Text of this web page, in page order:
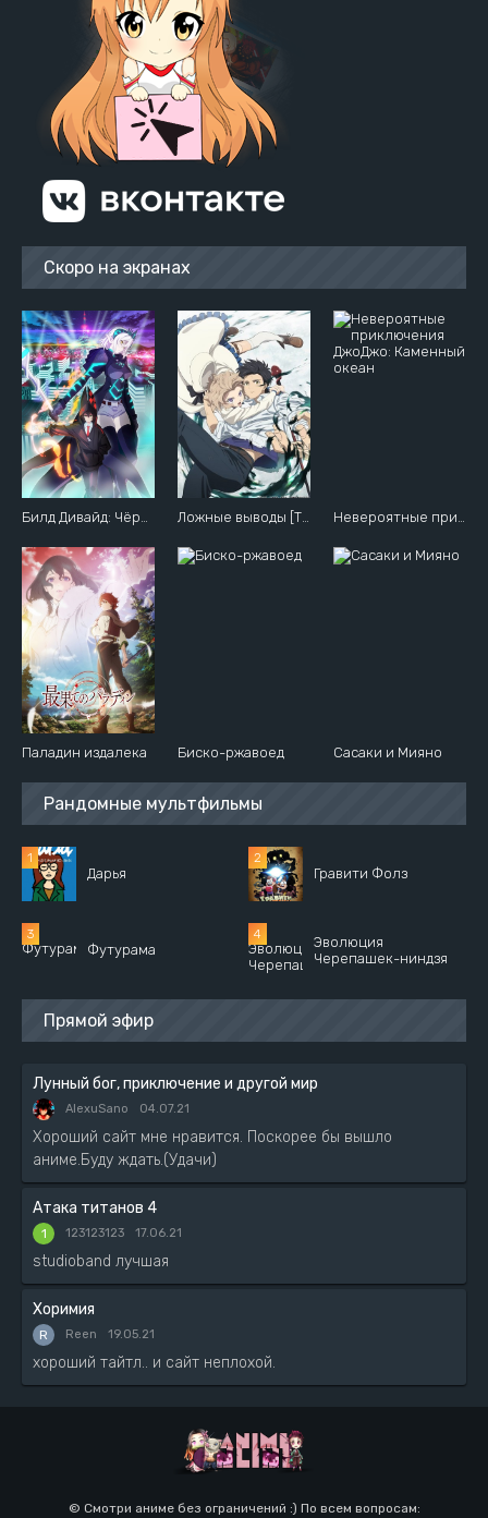
Скоро на экранах
Ложные выводы [ТВ-2]
Паладин издалека Биско-ржавоед Сасаки и Мияно
Рандомные мультфильмы
Дарья Гравити Фолз
Футурама
Эволюция
Черепашек-ниндзя
Прямой эфир
Лунный бог, приключение и другой мир
AlexuSano 04.07.21
Хороший сайт мне нравится. Поскорее бы вышло
аниме.Буду ждать.(Удачи)
Атака титанов 4
1 123123123 17.06.21
studioband лучшая
Хоримия
R Reen 19.05.21
хороший тайтл.. и сайт неплохой.
© Смотри аниме без ограничений :) По всем вопросам: